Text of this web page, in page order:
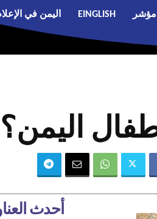
مؤشر EINGLISH اليمن في
اليمن؟
أحدث